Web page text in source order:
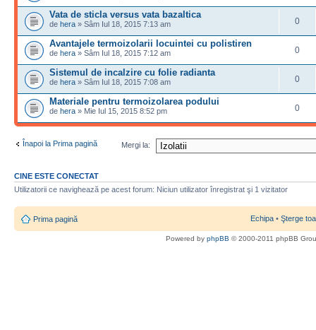
Vata de sticla versus vata bazaltica
de hera » Sâm Iul 18, 2015 7:13 am 0
Avantajele termoizolarii locuintei cu polistiren
de hera » Sâm Iul 18, 2015 7:12 am 0
Sistemul de incalzire cu folie radianta
de hera » Sâm Iul 18, 2015 7:08 am 0
Materiale pentru termoizolarea podului
de hera » Mie Iul 15, 2015 8:52 pm 0
Înapoi la Prima pagină Mergi la:
CINE ESTE CONECTAT
Utilizatorii ce navighează pe acest forum: Niciun utilizator înregistrat şi 1 vizitator
Prima pagină Echipa • Şterge
Powered by phpBB © 2000-2011 phpBB